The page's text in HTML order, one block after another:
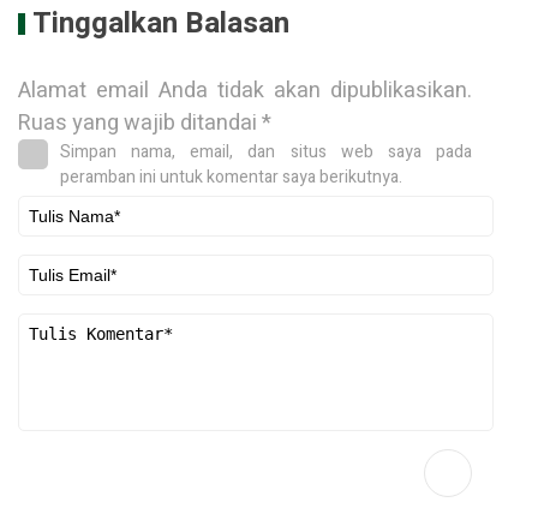
Tinggalkan Balasan
Alamat email Anda tidak akan dipublikasikan.
Ruas yang wajib ditandai*
Simpan nama, email, dan situs web saya pada
peramban ini untuk komentar saya berikutnya.